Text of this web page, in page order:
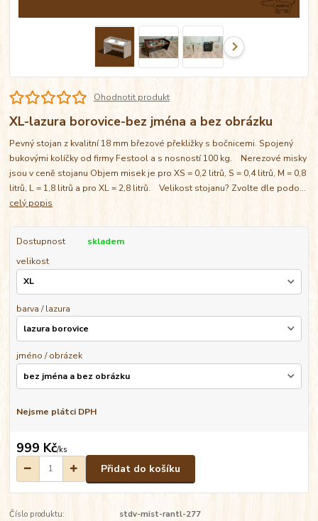
Ohodnotit produkt
XL-lazura borovice-bez jména a bez obrázku
Pevný stojan z kvalitní 18 mm březové překližky s bočnicemi. Spojený
bukovými kolíčky od firmy Festool a s nosností 100 kg. Nerezové misky
jsou v ceně stojanu Objem misek je pro XS = 0,2 litrů, S = 0,4 litrů, M = 0,8
litrů, L = 1,8 litrů a pro XL = 2,8 litrů. Velikost stojanu? Zvolte dle podo...
celý popis
Dostupnost
skladem
velikost
barva / lazura
jméno / obrázek
Nejsme plátci DPH
999 Kč/ks
Přidat do košíku
Číslo produktu: stdv-mist-rantl-277